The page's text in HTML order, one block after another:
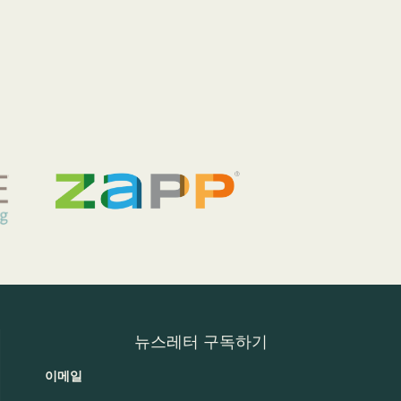
뉴스레터 구독하기
이메일